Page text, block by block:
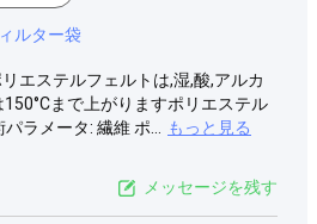
ルター袋
エステルフェルトは,湿,酸,アルカ
まで上がりますポリエステル
ラメータ: 繊維 ポ...
もっと見る
メッセージを残す